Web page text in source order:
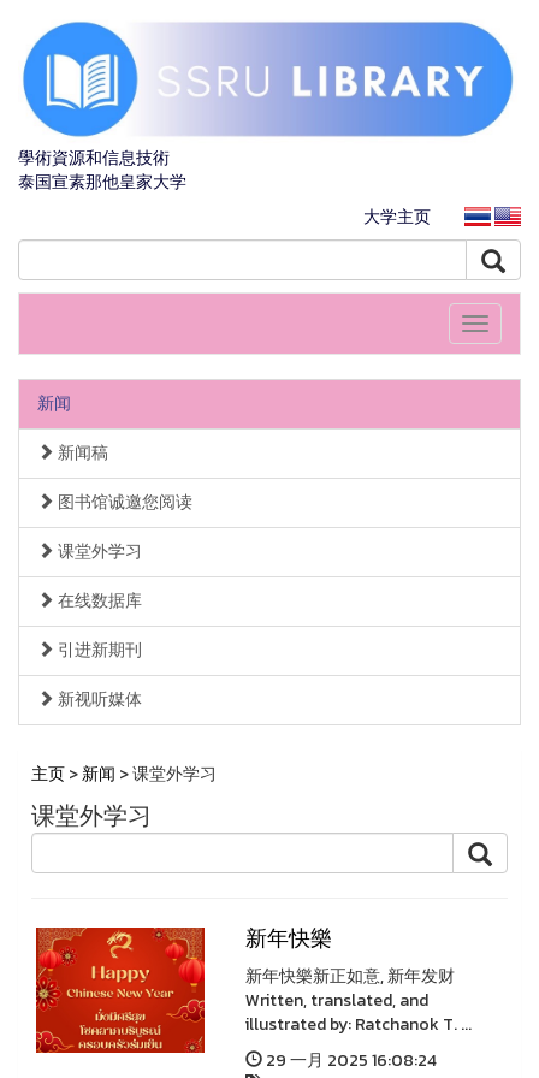
學術資源和信息技術
泰国宣素那他皇家大学
大学主页
Toggle
新闻
新闻稿
图书馆诚邀您阅读
课堂外学习
在线数据库
引进新期刊
新视听媒体
主页>新闻 > 课堂外学习
课堂外学习
新年快樂
新年快樂新正如意, 新年发财
Written, translated, and
illustrated by: Ratchanok T. ...
29 一月 2025 16:08:24